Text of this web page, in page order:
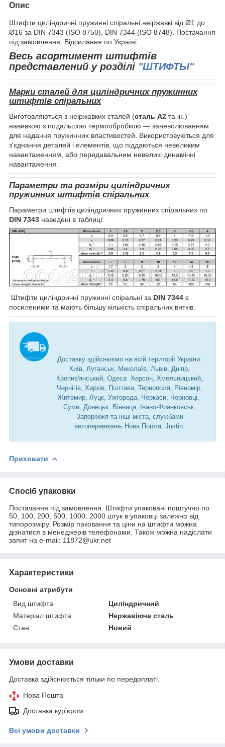
Опис
Штифти циліндричні пружинні спіральні неіржавкі від Ø1 до
Ø16 за DIN 7343 (ISO 8750), DIN 7344 (ISO 8748). Постачання
під замовлення. Відсилання по Україні.
Весь асортимент штифтів
представлений у розділі "ШТИФТЫ"
Марки сталей для циліндричних пружинних
штифтів спіральних
Виготовляються з неіржавких сталей (сталь А2 та ін.)
навивкою з подальшою термообробкою — заневолюванням
для надання пружинних властивостей. Використовуються для
з'єднання деталей і елементів, що піддаються невеликим
навантаженням, або передавальним невеликі динамічні
навантаження.
Параметри та розміри циліндричних
пружинних штифтів спіральних
Параметри штифтів циліндричних пружинних спіральних по
DIN 7343 наведені в таблиці:
Штифти циліндричні пружинні спіральні за DIN 7344 є
посиленими та мають більшу кількість спіральних витків.
Доставку здійснюємо на всій території України:
Київ, Луганськ, Миколаїв, Львів, Дніпр,
Кропив'янський, Одеса Херсон, Хмельницький,
Чернігів, Харків, Полтава, Тернополя, Рівномір,
Житомир, Луцк, Ужгорода, Черкаси, Чорновці,
Суми, Донецьк, Вінниця, Івано-Франковськ,
Запоріжжя та інші міста, службами
автоперевезень Нова Пошта, Justin.
Приховати
Спосіб упаковки
Постачання під замовлення. Штифти упаковані поштучно по
50, 100, 200, 500, 1000, 2000 штук в упаковці залежно від
типорозміру. Розмір паковання та ціни на штифти можна
дізнатися в менеджерів телефонами. Також можна надіслати
запит на e-mail: 11872@ukr.net
Характеристики
Основні атрибути
Вид штифта
Циліндричний
Матеріал штифта
Нержавіюча сталь
Стан
Новий
Умови доставки
Доставка здійснюється тільки по передоплаті.
Нова Пошта
Доставка кур'єром
Всі умови доставки